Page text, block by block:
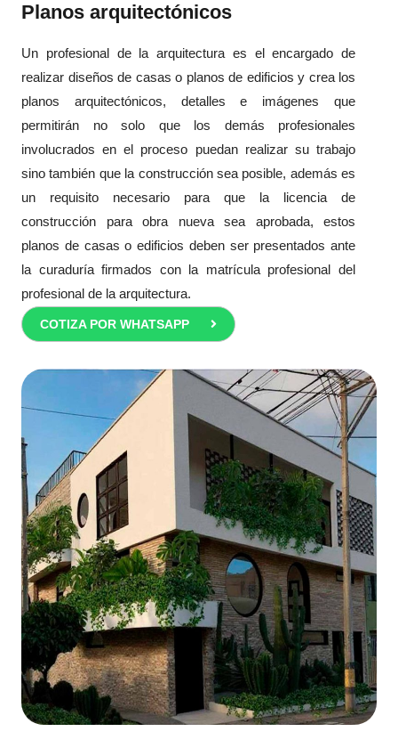
Planos arquitectónicos
Un profesional de la arquitectura es el encargado de
realizar diseños de casas o planos de edificios y crea los
planos arquitectónicos, detalles e imágenes que
permitirán no solo que los demás profesionales
involucrados en el proceso puedan realizar su trabajo
sino también que la construcción sea posible, además es
un requisito necesario para que la licencia de
construcción para obra nueva sea aprobada, estos
planos de casas o edificios deben ser presentados ante
la curaduría firmados con la matrícula profesional del
profesional de la arquitectura.
COTIZA POR WHATSAPP